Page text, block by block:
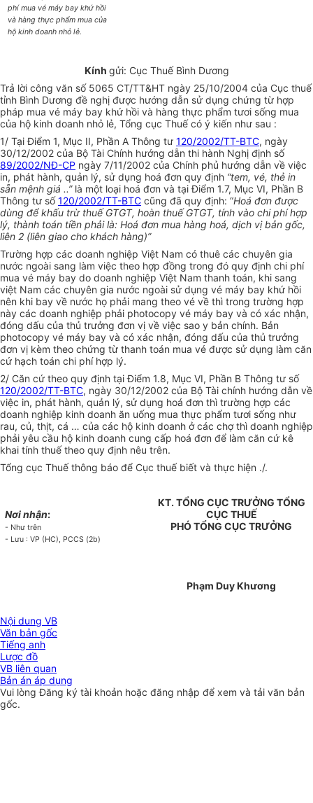
phí mua vé máy bay khứ hồi
và hàng thực phẩm mua của
hộ kinh doanh nhỏ lẻ.
Kính gửi: Cục Thuế Bình Dương
Trả lời công văn số 5065 CT/TT&HT ngày 25/10/2004 của Cục thuế
tỉnh Bình Dương đề nghị được hướng dẫn sử dụng chứng từ hợp
pháp mua vé máy bay khứ hồi và hàng thực phẩm tươi sống mua
của hộ kinh doanh nhỏ lẻ, Tổng cục Thuế có ý kiến như sau :
1/ Tại Điểm 1, Mục II, Phần A Thông tư 120/2002/TT-BTC, ngày
30/12/2002 của Bộ Tài Chính hướng dẫn thi hành Nghị định số
89/2002/NĐ-CP ngày 7/11/2002 của Chính phủ hướng dẫn về việc
in, phát hành, quản lý, sử dụng hoá đơn quy định “tem, vé, thẻ in
sẵn mệnh giá ..” là một loại hoá đơn và tại Điểm 1.7, Mục VI, Phần B
Thông tư số120/2002/TT-BTC cũng đã quy định: “Hoá đơn được
dùng để khấu trừ thuế GTGT, hoàn thuế GTGT, tính vào chi phí hợp
lý, thành toán tiền phải là: Hoá đơn mua hàng hoá, dịch vị bản gốc,
liên 2 (liên giao cho khách hàng)”
Trường hợp các doanh nghiệp Việt Nam có thuê các chuyên gia
nước ngoài sang làm việc theo hợp đồng trong đó quy định chi phí
mua vé máy bay do doanh nghiệp Việt Nam thanh toán, khi sang
việt Nam các chuyên gia nước ngoài sử dụng vé máy bay khứ hồi
nên khi bay về nước họ phải mang theo vé về thì trong trường hợp
này các doanh nghiệp phải photocopy vé máy bay và có xác nhận,
đóng dấu của thủ trưởng đơn vị về việc sao y bản chính. Bản
photocopy vé máy bay và có xác nhận, đóng dấu của thủ trưởng
đơn vị kèm theo chứng từ thanh toán mua vé được sử dụng làm căn
cứ hạch toán chi phí hợp lý.
2/ Căn cứ theo quy định tại Điểm 1.8, Mục VI, Phần B Thông tư số
120/2002/TT-BTC, ngày 30/12/2002 của Bộ Tài chính hướng dẫn về
việc in, phát hành, quản lý, sử dụng hoá đơn thì trường hợp các
doanh nghiệp kinh doanh ăn uống mua thực phẩm tươi sống như
rau, củ, thịt, cá … của các hộ kinh doanh ở các chợ thì doanh nghiệp
phải yêu cầu hộ kinh doanh cung cấp hoá đơn để làm căn cứ kê
khai tính thuế theo quy định nêu trên.
Tổng cục Thuế thông báo để Cục thuế biết và thực hiện ./.
Nơi nhận:
- Như trên
- Lưu : VP (HC), PCCS (2b)
KT. TỔNG CỤC TRƯỞNG TỔNG
CỤC THUẾ
PHÓ TỔNG CỤC TRƯỞNG
Phạm Duy Khương
Nội dung VB
Văn bản gốc
Tiếng anh
Lược đồ
VB liên quan
Bản án áp dụng
Vui lòngĐăng ký tài khoản hoặc đăng nhập để xem và tải văn bản
gốc.